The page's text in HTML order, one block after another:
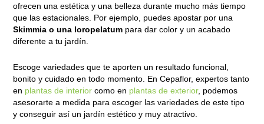
ofrecen una estética y una belleza durante mucho más tiempo
que las estacionales. Por ejemplo, puedes apostar por una
Skimmia o una loropelatum para dar color y un acabado
diferente a tu jardín.
Escoge variedades que te aporten un resultado funcional,
bonito y cuidado en todo momento. En Cepaflor, expertos tanto
en plantas de interior como en plantas de exterior, podemos
asesorarte a medida para escoger las variedades de este tipo
y conseguir así un jardín estético y muy atractivo.